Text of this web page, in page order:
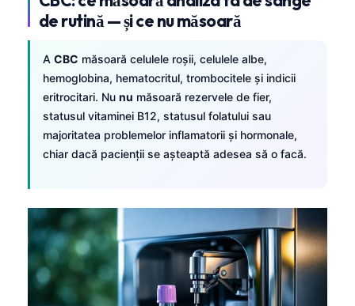
de rutină — și ce nu măsoară
A CBC măsoară celulele roșii, celulele albe,
hemoglobina, hematocritul, trombocitele și indicii
eritrocitari. Nu nu măsoară rezervele de fier,
statusul vitaminei B12, statusul folatului sau
majoritatea problemelor inflamatorii și hormonale,
chiar dacă pacienții se așteaptă adesea să o facă.